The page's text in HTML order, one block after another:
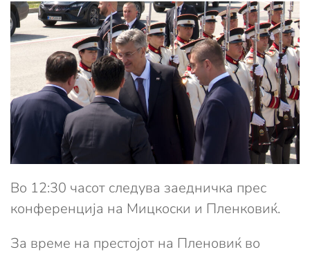
Во 12:30 часот следува заедничка прес
конференција на Мицкоски и Пленковиќ.
За време на престојот на Пленовиќ во